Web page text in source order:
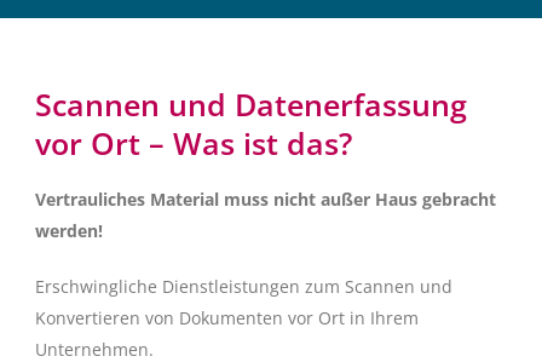
Scannen und Datenerfassung
vor Ort – Was ist das?
Vertrauliches Material muss nicht außer Haus gebracht
werden!
Erschwingliche Dienstleistungen zum Scannen und
Konvertieren von Dokumenten vor Ort in Ihrem
Unternehmen.